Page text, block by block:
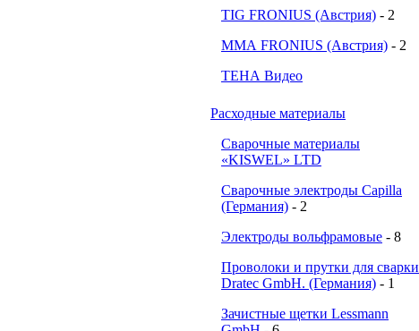
TIG FRONIUS (Австрия) - 2
ММА FRONIUS (Австрия) - 2
ТЕНА Видео
Расходные материалы
Сварочные материалы
«KISWEL» LTD
Сварочные электроды Capilla
(Германия) - 2
Электроды вольфрамовые - 8
Проволоки и прутки для сварки
Dratec GmbH. (Германия) - 1
Зачистные щетки Lessmann